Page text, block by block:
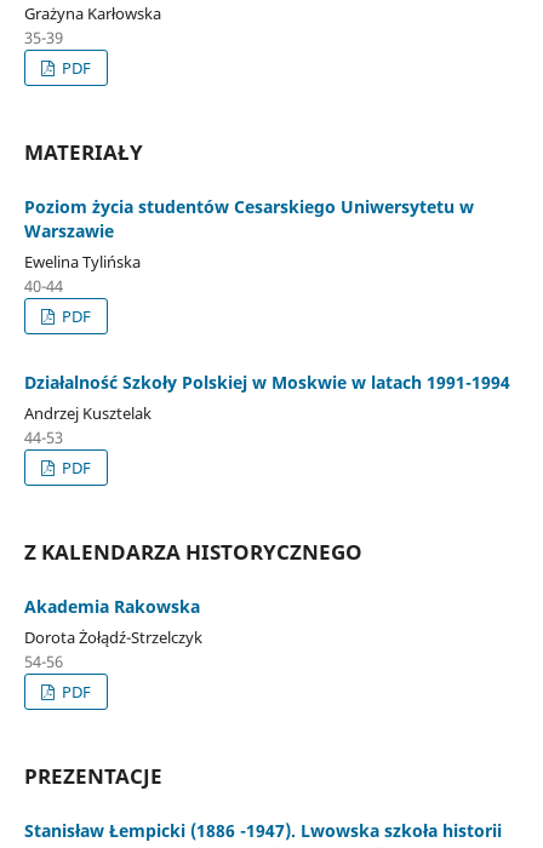
Grażyna Karłowska
35-39
PDF
MATERIAŁY
Poziom życia studentów Cesarskiego Uniwersytetu w
Warszawie
Ewelina Tylińska
40-44
PDF
Działalność Szkoły Polskiej w Moskwie w latach 1991-1994
Andrzej Kusztelak
44-53
PDF
Z KALENDARZA HISTORYCZNEGO
Akademia Rakowska
Dorota Żołądź-Strzelczyk
54-56
PDF
PREZENTACJE
Stanisław Łempicki (1886 -1947). Lwowska szkoła historii